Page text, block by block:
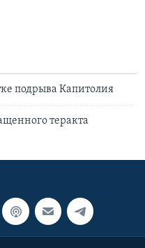
подрыва Капитолия
теракта